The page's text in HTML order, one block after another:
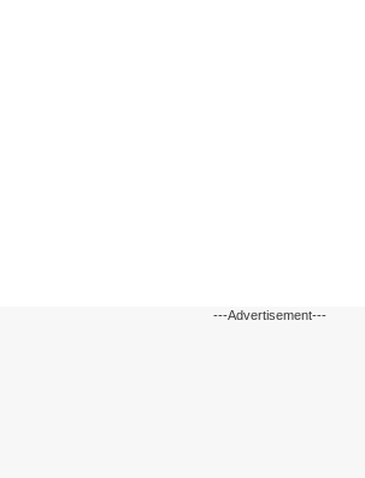
---Advertisement---